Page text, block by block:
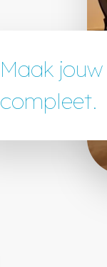
Maak
compleet.